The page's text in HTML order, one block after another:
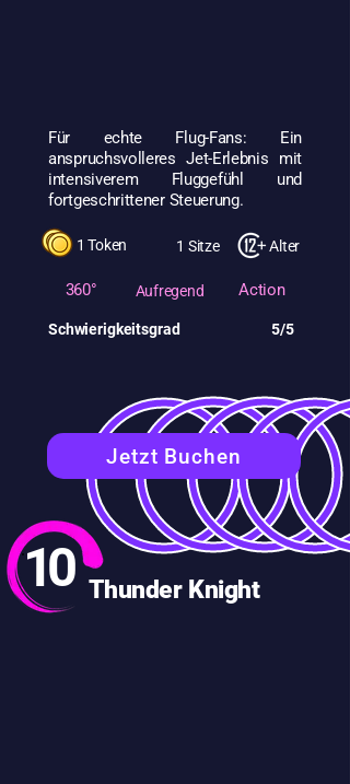
Für echte Flug-Fans: Ein
anspruchsvolleres Jet-Erlebnis mit
intensiverem Fluggefühl und
fortgeschrittener Steuerung.
1 Token 1 Sitze Alter
360° Aufregend
Schwierigkeitsgrad
Action
5/5
Jetzt Buchen
10 Thunder Knight